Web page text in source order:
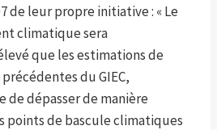
de leur propre initiative : « Le
climatique sera
que les estimations de
du GIEC,
de dépasser de manière
points de bascule climatiques